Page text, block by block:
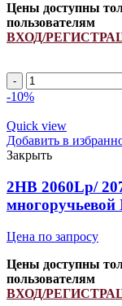
Цены доступны
пользователям
ВХОД/
2HB
2550Lp/
(PCM
6201426)
ремень
многоручьевой
INDFORCE
Strongest
quantity
-10%
Quick view
Добавить в
Закрыть
2HB 2060Lp/
Цена по запросу
Цены доступны
пользователям
ВХОД/